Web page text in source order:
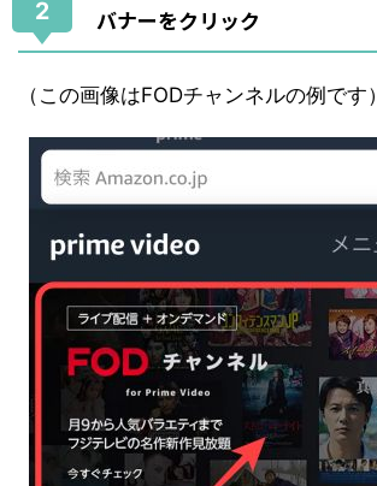
2 バナーをクリック
（この画像はFODチャンネルの例です）